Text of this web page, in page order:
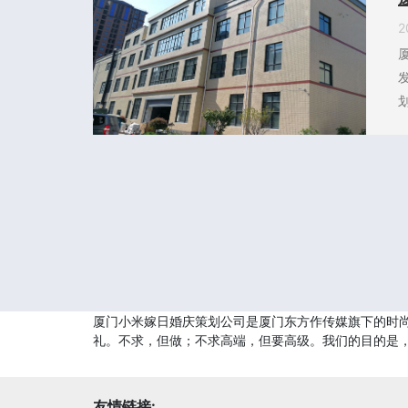
厦门小米嫁日婚庆策划公司是厦门东方作传媒旗下的
礼。不求，但做；不求高端，但要高级。我们的目的是